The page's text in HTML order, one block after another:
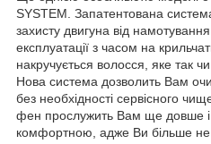
SYSTEM. Запатентована
захисту двигуна від
експлуатації з часом на
накручується волосся, яке так
Нова система дозволить Вам
без необхідності сервісного
фен прослужить Вам ще довше і
комфортною, адже Ви більше